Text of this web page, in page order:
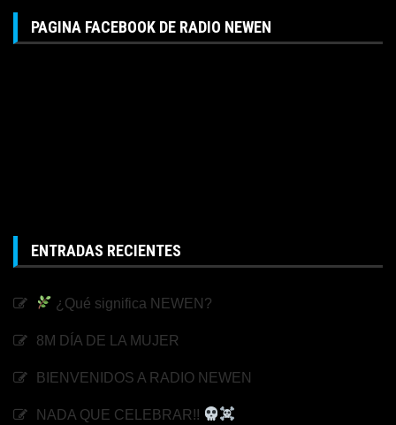
PAGINA FACEBOOK DE RADIO NEWEN
ENTRADAS RECIENTES
¿Qué significa NEWEN?
8M DÍA DE LA MUJER
BIENVENIDOS A RADIO NEWEN
NADA QUE CELEBRAR!!